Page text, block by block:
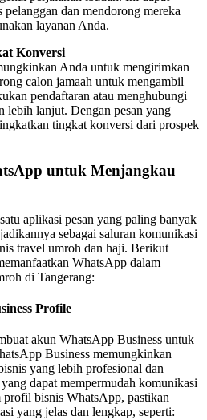
dan mendorong mereka
layanan Anda.
Konversi
Anda untuk mengirimkan
calon jamaah untuk mengambil
pendaftaran atau menghubungi
lebih lanjut. Dengan pesan yang
tingkat konversi dari prospek
untuk Menjangkau
aplikasi pesan yang paling banyak
sebagai saluran komunikasi
travel umroh dan haji. Berikut
WhatsApp dalam
di Tangerang:
Profile
akun WhatsApp Business untuk
Business memungkinkan
yang lebih profesional dan
dapat mempermudah komunikasi
profil bisnis WhatsApp, pastikan
yang jelas dan lengkap, seperti: